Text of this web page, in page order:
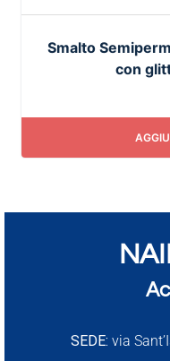
Smalto
con
SEDE: via